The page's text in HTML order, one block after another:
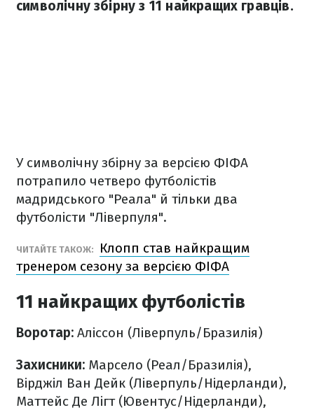
символічну збірну з 11 найкращих гравців.
У символічну збірну за версією ФІФА
потрапило четверо футболістів
мадридського "Реала" й тільки два
футболісти "Ліверпуля".
ЧИТАЙТЕ ТАКОЖ:
Клопп став найкращим
тренером сезону за версією ФІФА
11 найкращих футболістів
Воротар: Аліссон (Ліверпуль/Бразилія)
Захисники: Марсело (Реал/Бразилія),
Вірджіл Ван Дейк (Ліверпуль/Нідерланди),
Маттейс Де Лігт (Ювентус/Нідерланди),